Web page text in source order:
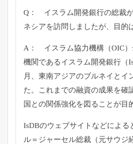
Q： イスラム開発銀行の総裁
ネシアを訪問しましたが、目的
A： イスラム協力機構（OIC）
機関であるイスラム開発銀行（
月、東南アジアのブルネイとイ
た。これまでの融資の成果を確
国との関係強化を図ることが目
IsDBのウェブサイトなどによる
ル＝ジャーセル総裁（元サウジ